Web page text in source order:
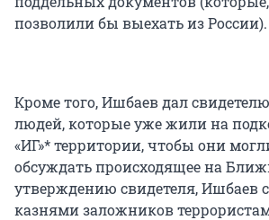
позволили бы выехать из России).
Кроме того, Ишбаев дал
людей, которые уже жили на
«ИГ»* территории, чтобы они
обсуждать происходящее на
утверждению свидетеля, Ишбаев
казнями заложников